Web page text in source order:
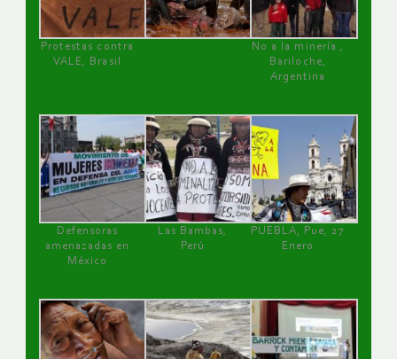
Protestas contra
VALE, Brasil
No a la minería ,
Bariloche,
Argentina
Defensoras
amenazadas en
México
Las Bambas,
Perú
PUEBLA, Pue, 27
Enero